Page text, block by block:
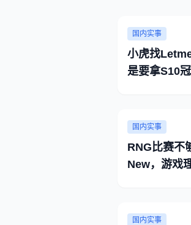
国内实事
小虎找
是要拿S10
国内实事
RNG比赛不
New，游戏
国内实事